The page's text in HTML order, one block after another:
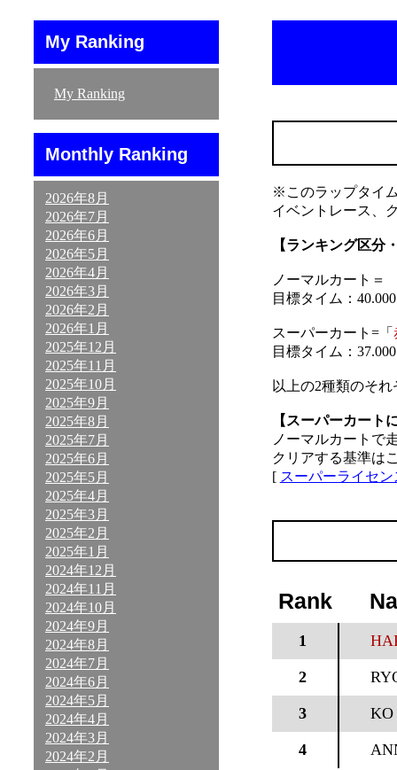
My Ranking
My Ranking
Monthly Ranking
2026年8月
2026年7月
2026年6月
2026年5月
2026年4月
2026年3月
2026年2月
2026年1月
2025年12月
2025年11月
2025年10月
2025年9月
2025年8月
2025年7月
2025年6月
2025年5月
2025年4月
2025年3月
2025年2月
2025年1月
2024年12月
2024年11月
2024年10月
2024年9月
2024年8月
2024年7月
2024年6月
2024年5月
2024年4月
2024年3月
2024年2月
※このラップタイ
イベントレース、
【ランキング区分
ノーマルカート＝
目標タイム：
スーパーカート=「
目標タイム：
以上の2種類のそ
【スーパーカート
ノーマルカートで
クリアする基準は
[ スーパーライセ
Rank
1
2
3 KO
4